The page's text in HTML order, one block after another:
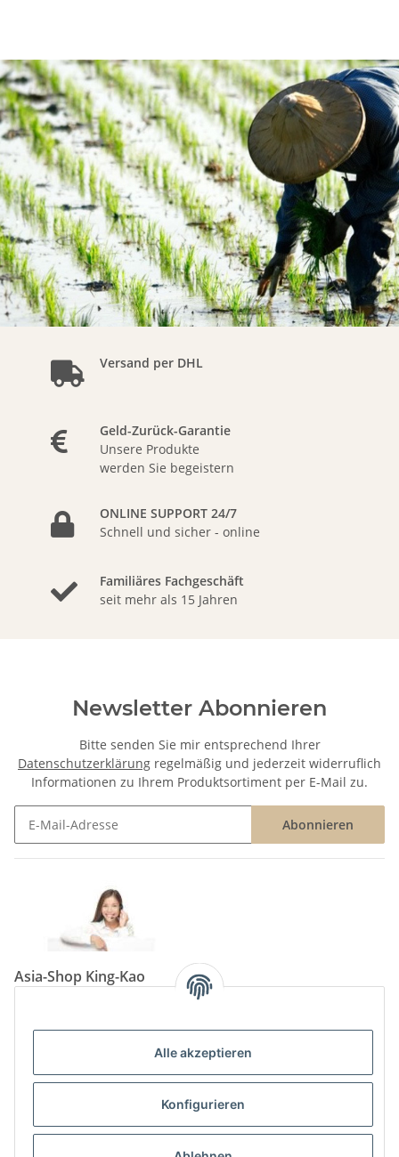
Alle akzeptieren
Konfigurieren
Versand per DHL
Geld-Zurück-Garantie
Unsere Produkte
werden Sie begeistern
ONLINE SUPPORT 24/7
Schnell und sicher - online
Familiäres Fachgeschäft
seit mehr als 15 Jahren
Newsletter Abonnieren
Bitte senden Sie mir entsprechend Ihrer
Datenschutzerklärung regelmäßig und jederzeit widerruflich
Informationen zu Ihrem Produktsortiment per E-Mail zu.
Abonnieren
Asia-Shop King-Kao
Tel: (06825) 499-104
info@king-kao.de
Öffnungszeiten (Mo-Sa.) 9:00 - 19:00
Gesetzliche Informationen